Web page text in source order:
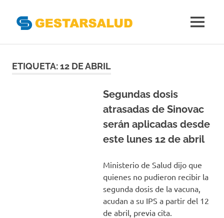
Gestoras
MENÚ
ETIQUETA:12 DE ABRIL
Segundas dosis
atrasadas de Sinovac
serán aplicadas desde
este lunes 12 de abril
Ministerio de Salud dijo que
quienes no pudieron recibir la
segunda dosis de la vacuna,
acudan a su IPS a partir del 12
de abril, previa cita.